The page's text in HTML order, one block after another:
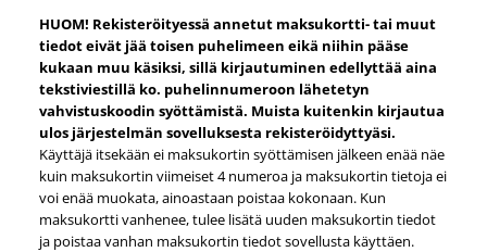
HUOM! Rekisteröityessä annetut maksukortti- tai muut
tiedot eivät jää toisen puhelimeen eikä niihin pääse
kukaan muu käsiksi, sillä kirjautuminen edellyttää aina
tekstiviestillä ko. puhelinnumeroon lähetetyn
vahvistuskoodin syöttämistä. Muista kuitenkin kirjautua
ulos järjestelmän sovelluksesta rekisteröidyttyäsi.
Käyttäjä itsekään ei maksukortin syöttämisen jälkeen enää näe
kuin maksukortin viimeiset 4 numeroa ja maksukortin tietoja ei
voi enää muokata, ainoastaan poistaa kokonaan. Kun
maksukortti vanhenee, tulee lisätä uuden maksukortin tiedot
ja poistaa vanhan maksukortin tiedot sovellusta käyttäen.